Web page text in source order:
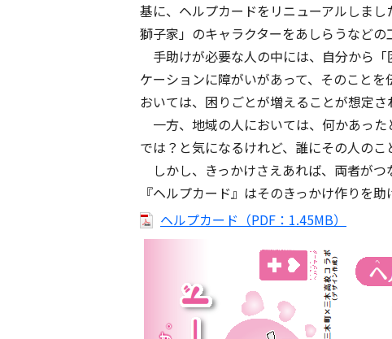
基に、ヘルプカードをリニューアルしま
獅子家」のキャラクターをあしらうなどの
手助けが必要な人の中には、自分から
ケーションに障がいがあって、そのこと
おいては、困りごとが増えることが想定さ
一方、地域の人においては、何かあっ
では？と気になるけれど、誰にその人の
しかし、きっかけさえあれば、両者がつ
『ヘルプカード』はそのきっかけ作りを助
ヘルプカード（PDF：1.45MB）